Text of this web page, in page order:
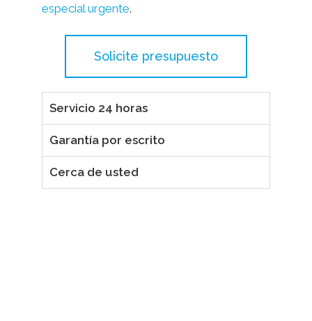
especial urgente.
Solicite presupuesto
Servicio 24 horas
Garantía por escrito
Cerca de usted